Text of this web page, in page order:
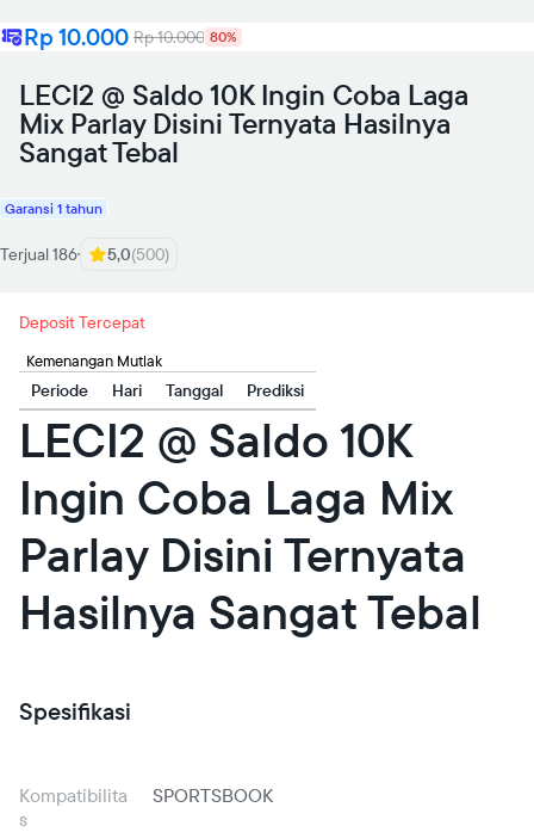
Rp 10.000 Rp 10.000 80%
LECI2 @ Saldo 10K Ingin Coba Laga
Mix Parlay Disini Ternyata Hasilnya
Sangat Tebal
Garansi 1 tahun
Terjual 186 5,0(500)
Deposit Tercepat
Kemenangan Mutlak
Periode Hari Tanggal Prediksi
LECI2 @ Saldo 10K
Ingin Coba Laga Mix
Parlay Disini Ternyata
Hasilnya Sangat Tebal
Spesifikasi
Kompatibilita
s
SPORTSBOOK